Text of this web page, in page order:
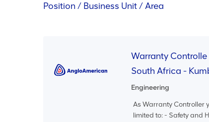
Position / Business Unit / Area
Warranty Controlle
South Africa -
Engineering
As Warranty Controller
limited to: - Safety and